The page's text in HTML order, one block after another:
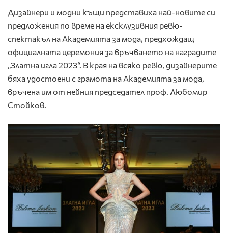
Дизайнери и модни къщи представиха най-новите си
предложения по време на ексклузивния ревю-
спектакъл на Академията за мода, предхождащ
официалната церемония за връчването на наградите
„Златна игла 2023“. В края на всяко ревю, дизайнерите
бяха удостоени с грамота на Академията за мода,
връчена им от нейния председател проф. Любомир
Стойков.